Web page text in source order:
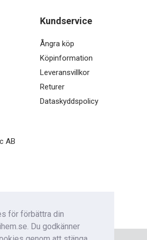
för förbättra din
Du godkänner
Kundservice
Ångra köp
Köpinformation
Leveransvillkor
Returer
Dataskyddspolicy
AB